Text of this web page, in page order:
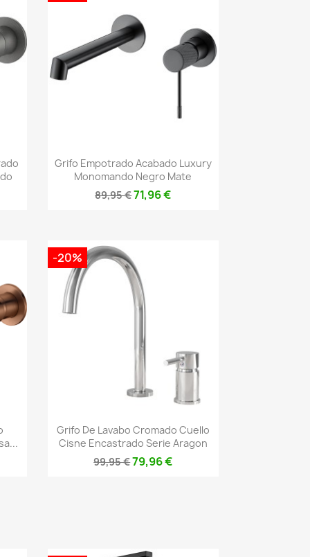
Vista rápida
Grifo Empotrado Acabado Luxury
Monomando Negro Mate
89,95 €71,96 €
Vista rápida
Grifo De Lavabo Cromado Cuello
Cisne Encastrado Serie Aragon
99,95 €79,96 €
-20%